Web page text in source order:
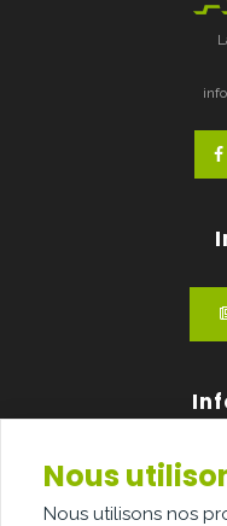
Qui
Nous
Nous utilisons nos